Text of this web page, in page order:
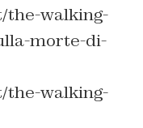
the-walking-
morte-di-
the-walking-